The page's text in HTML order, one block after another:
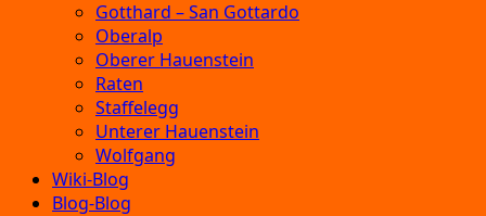
Gotthard – San Gottardo
Oberalp
Oberer Hauenstein
Raten
Staffelegg
Unterer Hauenstein
Wolfgang
Wiki-Blog
Blog-Blog